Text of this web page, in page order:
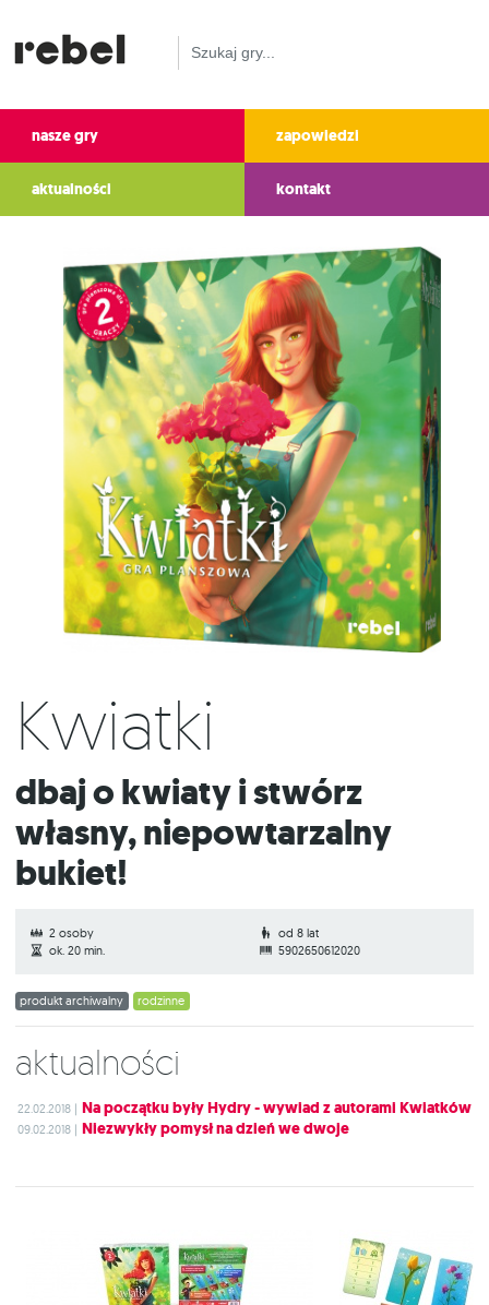
nasze gry zapowiedzi
aktualności kontakt
Kwiatki
Dbaj o kwiaty i stwórz
własny, niepowtarzalny
bukiet!
2 osoby
od 8 lat
ok. 20 min.
5902650612020
produkt archiwalny rodzinne
Aktualności
22.02.2018 | Na początku były Hydry - wywiad z autorami Kwiatków
09.02.2018 | Niezwykły pomysł na dzień we dwoje